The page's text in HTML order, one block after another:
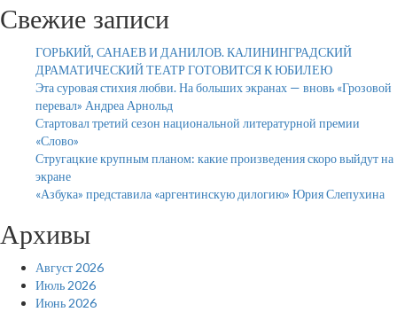
Свежие записи
ГОРЬКИЙ, САНАЕВ И ДАНИЛОВ. КАЛИНИНГРАДСКИЙ
ДРАМАТИЧЕСКИЙ ТЕАТР ГОТОВИТСЯ К ЮБИЛЕЮ
Эта суровая стихия любви. На больших экранах — вновь «Грозовой
перевал» Андреа Арнольд
Стартовал третий сезон национальной литературной премии
«Слово»
Стругацкие крупным планом: какие произведения скоро выйдут на
экране
«Азбука» представила «аргентинскую дилогию» Юрия Слепухина
Архивы
Август 2026
Июль 2026
Июнь 2026